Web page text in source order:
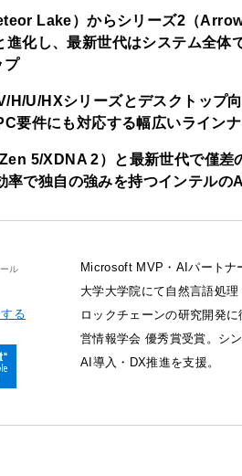
Lake）からシリーズ2（
化し、最新世代はシステム全体
プ
H/U/HXシリーズとデスクトップ
要件にも対応する幅広いライン
5/XDNA 2）と最新世代で僅
で独自の強みを持つインテルの
ル
る
Microsoft MVP・AIパートナ
大学大学院にて自然言語処
ロックチェーンの研究開発
営情報学会 優秀賞受賞。シ
AI導入・DX推進を支援。